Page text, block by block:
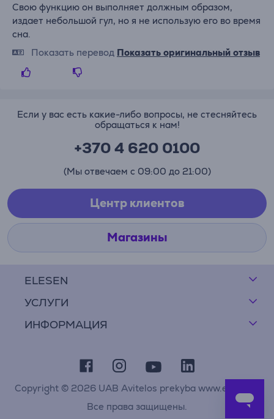
Свою функцию он выполняет должным образом,
издает небольшой гул, но я не использую его во время
сна.
Показать перевод Показать оригинальный отзыв
ELESEN
УСЛУГИ
ИНФОРМАЦИЯ
Если у вас есть какие-либо вопросы, не стесняйтесь
обращаться к нам!
+370 4 620 0100
(Мы отвечаем с 09:00 до 21:00)
Центр клиентов
Магазины
Copyright © 2026 UAB Avitelos prekyba www.elesen.lt
Все права защищены.